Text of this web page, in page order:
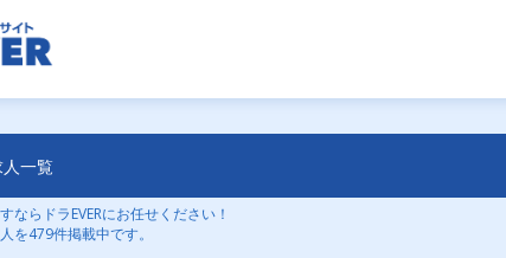
一覧
ならドラEVERにお任せください！
を479件掲載中です。